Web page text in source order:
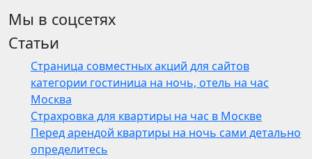
Мы в соцсетях
Статьи
Страница совместных акций для сайтов
категории гостиница на ночь, отель на час
Москва
Страхровка для квартиры на час в Москве
Перед арендой квартиры на ночь сами детально
определитесь